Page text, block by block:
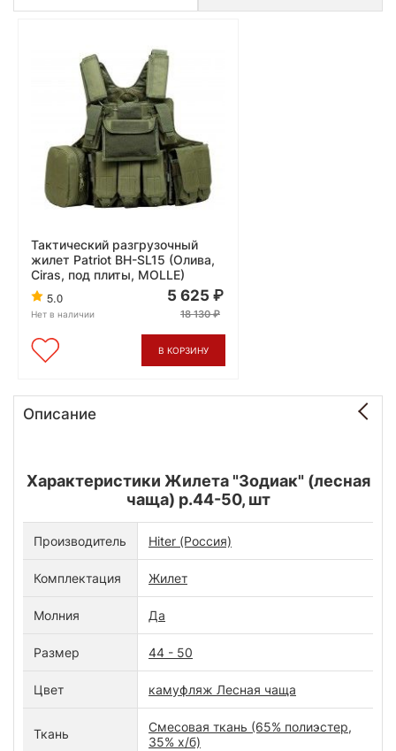
Тактический разгрузочный
жилет Patriot BH-SL15 (Олива,
Ciras, под плиты, MOLLE)
5.0
Нет в наличии
5 625
18 130
В КОРЗИНУ
Описание
Характеристики Жилета "Зодиак" (лесная
чаща) р.44-50, шт
Производитель Hiter (Россия)
Комплектация Жилет
Молния Да
Размер 44 - 50
Цвет камуфляж Лесная чаща
Ткань
Смесовая ткань (65% полиэстер,
35% х/б)